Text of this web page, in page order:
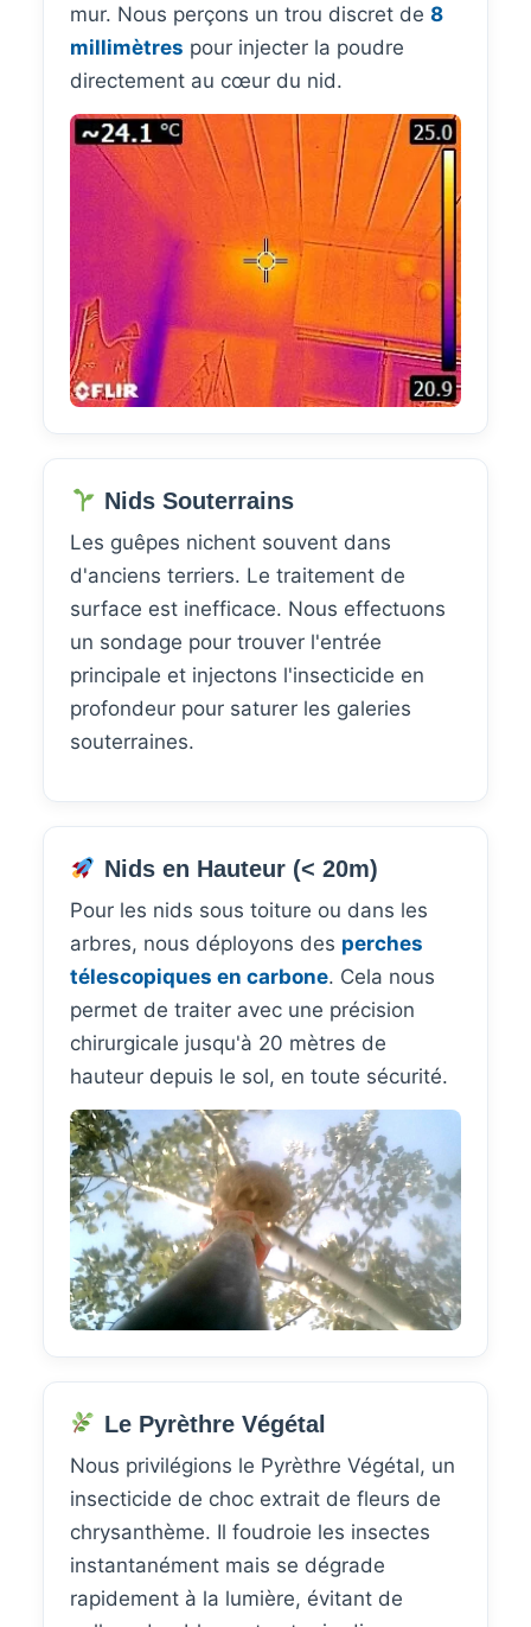
mur. Nous perçons un trou discret de 8
millimètres pour injecter la poudre
directement au cœur du nid.
Nids Souterrains
Les guêpes nichent souvent dans
d'anciens terriers. Le traitement de
surface est inefficace. Nous effectuons
un sondage pour trouver l'entrée
principale et injectons l'insecticide en
profondeur pour saturer les galeries
souterraines.
Nids en Hauteur (< 20m)
Pour les nids sous toiture ou dans les
arbres, nous déployons des perches
télescopiques en carbone. Cela nous
permet de traiter avec une précision
chirurgicale jusqu'à 20 mètres de
hauteur depuis le sol, en toute sécurité.
Le Pyrèthre Végétal
Nous privilégions le Pyrèthre Végétal, un
insecticide de choc extrait de fleurs de
chrysanthème. Il foudroie les insectes
instantanément mais se dégrade
rapidement à la lumière, évitant de